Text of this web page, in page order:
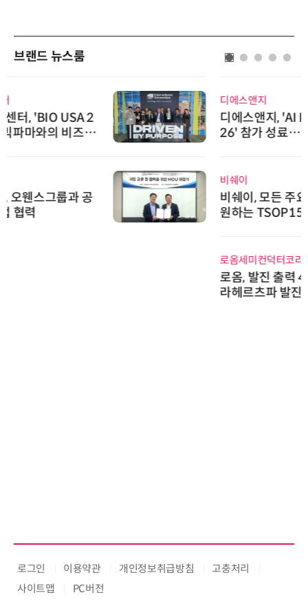
브랜드 뉴스룸
디에스앤지, 'AI EXPO KOREA 20
26' 참가 성료… AI 전 생애주기 아
비쉐이, 모든 주요 리모컨 코드 지
원하는 TSOP15300 시리즈 IR 수
로그인 이용약관 개인정보취급방침
고충처리
사이트맵
PC버전